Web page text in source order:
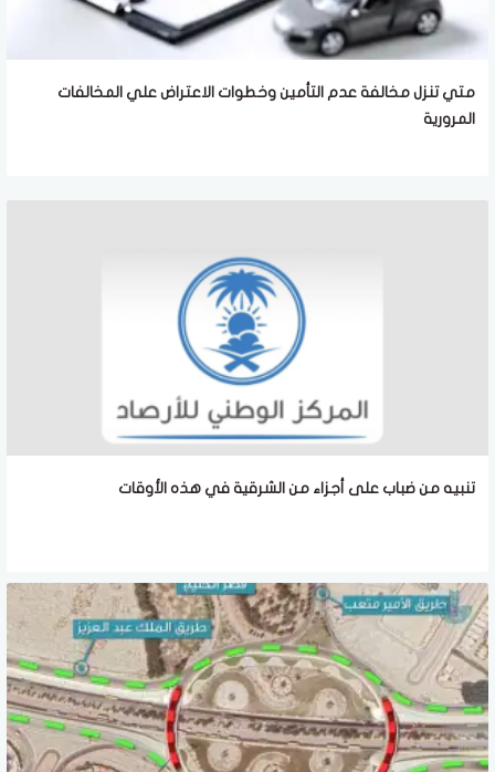
متي تنزل مخالفة عدم التأمين وخطوات الاعتراض علي المخالفات
المرورية
تنبيه من ضباب على أجزاء من الشرقية في هذه الأوقات